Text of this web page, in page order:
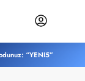
“YENI5”